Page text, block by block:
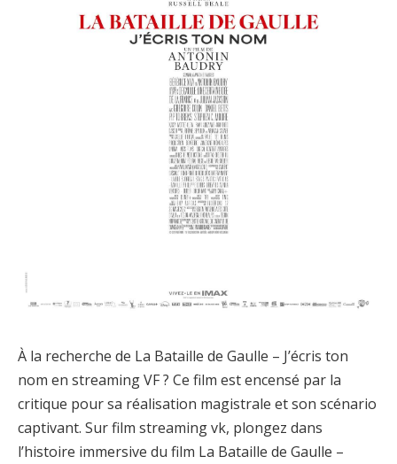
À la recherche de La Bataille de Gaulle – J’écris ton
nom en streaming VF ? Ce film est encensé par la
critique pour sa réalisation magistrale et son scénario
captivant. Sur film streaming vk, plongez dans
l’histoire immersive du film La Bataille de Gaulle –